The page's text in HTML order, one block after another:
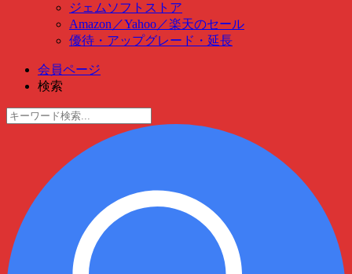
ジェムソフトストア
Amazon ／Yahoo ／楽天のセール
優待・アップグレード・延長
会員ページ
検索